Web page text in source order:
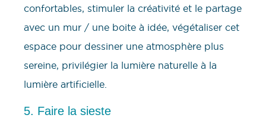
confortables, stimuler la créativité et le partage
avec un mur / une boite à idée, végétaliser cet
espace pour dessiner une atmosphère plus
sereine, privilégier la lumière naturelle à la
lumière artificielle.
5. Faire la sieste